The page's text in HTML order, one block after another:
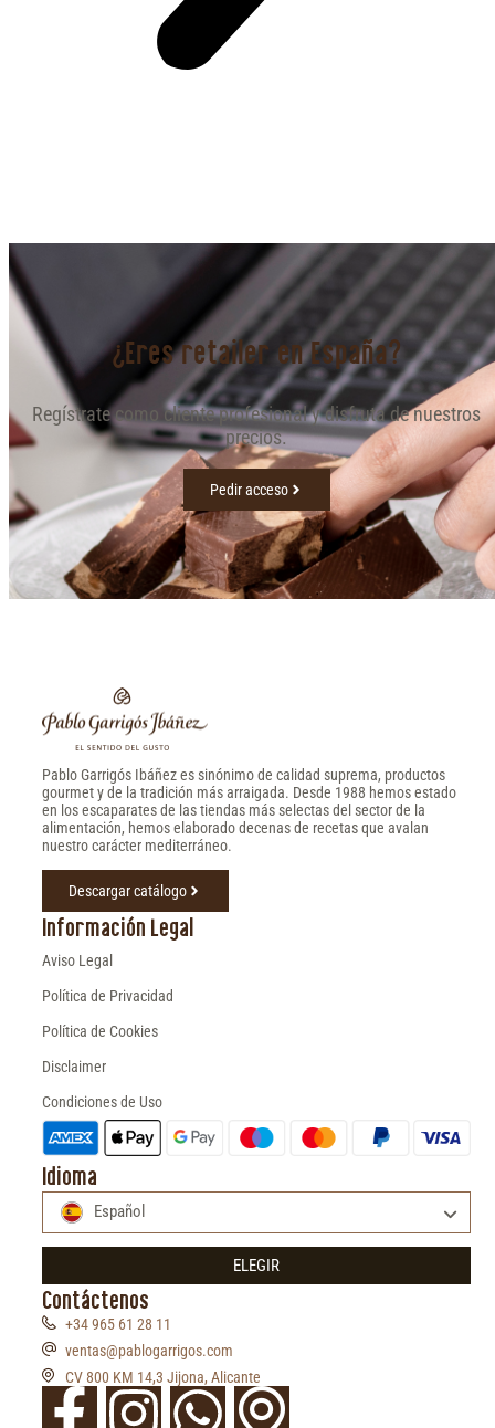
¿Eres retailer en España?
Regístrate como cliente profesional y disfruta de nuestros
precios.
Pedir acceso
Pablo Garrigós Ibáñez es sinónimo de calidad suprema, productos
gourmet y de la tradición más arraigada. Desde 1988 hemos estado
en los escaparates de las tiendas más selectas del sector de la
alimentación, hemos elaborado decenas de recetas que avalan
nuestro carácter mediterráneo.
Descargar catálogo
Información Legal
Aviso Legal
Política de Privacidad
Política de Cookies
Disclaimer
Condiciones de Uso
Idioma
Español
ELEGIR
Contáctenos
+34 965 61 28 11
ventas@pablogarrigos.com
CV 800 KM 14,3 Jijona, Alicante